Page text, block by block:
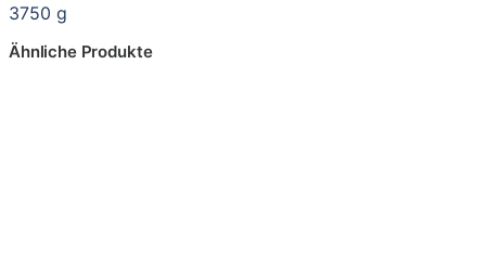
3750 g
Ähnliche Produkte